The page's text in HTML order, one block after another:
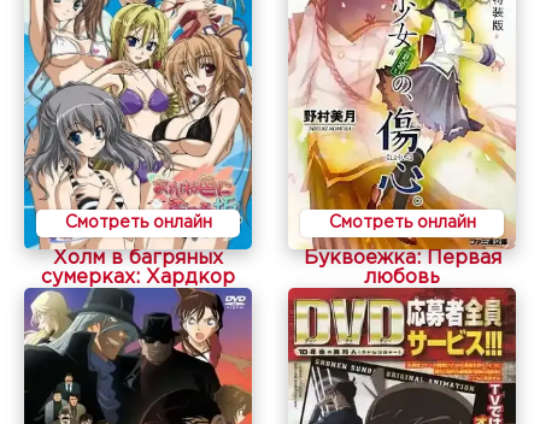
Смотреть онлайн
Холм в багряных
сумерках: Хардкор
Смотреть онлайн
Буквоежка: Первая
любовь